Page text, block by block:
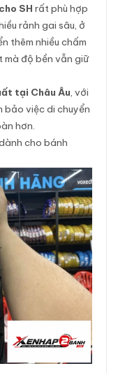
SH rất phù hợp
rảnh gai sâu, ở
thêm nhiều chấm
độ bền vẫn giữ
tại Châu Âu, với
bảo việc di chuyển
hơn.
cho bánh